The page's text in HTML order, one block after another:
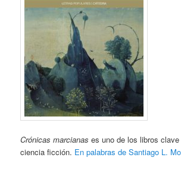
Crónicas marcianas es uno de los libros
ciencia ficción. En palabras de Santiago L.